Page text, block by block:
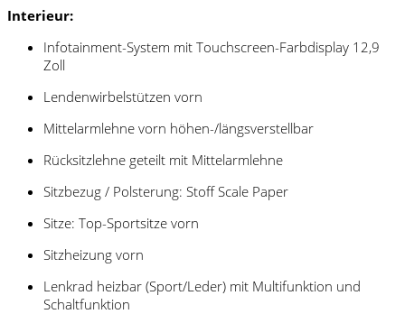
Interieur:
Infotainment-System mit Touchscreen-Farbdisplay 12,9
Zoll
Lendenwirbelstützen vorn
Mittelarmlehne vorn höhen-/längsverstellbar
Rücksitzlehne geteilt mit Mittelarmlehne
Sitzbezug / Polsterung: Stoff Scale Paper
Sitze: Top-Sportsitze vorn
Sitzheizung vorn
Lenkrad heizbar (Sport/Leder) mit Multifunktion und
Schaltfunktion